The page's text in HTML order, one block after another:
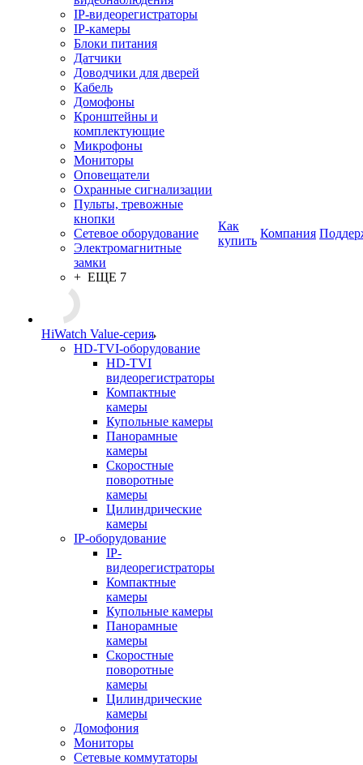
IP-видеорегистраторы
IP-камеры
Блоки питания
Датчики
Доводчики для дверей
Кабель
Домофоны
Кронштейны и
комплектующие
Микрофоны
Мониторы
Оповещатели
Охранные сигнализации
Пульты, тревожные
кнопки
Сетевое оборудование
Электромагнитные
замки
+ ЕЩЕ 7
HiWatch Value-серия
HD-TVI-оборудование
HD-TVI
видеорегистраторы
Компактные
камеры
Купольные камеры
Панорамные
камеры
Скоростные
поворотные
камеры
Цилиндрические
камеры
IP-оборудование
IP-
видеорегистраторы
Компактные
камеры
Купольные камеры
Панорамные
камеры
Скоростные
поворотные
камеры
Цилиндрические
камеры
Домофония
Мониторы
Сетевые коммутаторы
Как
купить
Компания